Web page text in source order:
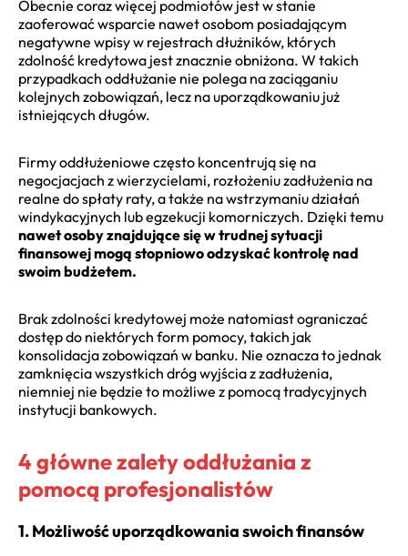
Obecnie coraz więcej podmiotów jest w stanie
zaoferować wsparcie nawet osobom posiadającym
negatywne wpisy w rejestrach dłużników, których
zdolność kredytowa jest znacznie obniżona. W takich
przypadkach oddłużanie nie polega na zaciąganiu
kolejnych zobowiązań, lecz na uporządkowaniu już
istniejących długów.
Firmy oddłużeniowe często koncentrują się na
negocjacjach z wierzycielami, rozłożeniu zadłużenia na
realne do spłaty raty, a także na wstrzymaniu działań
windykacyjnych lub egzekucji komorniczych. Dzięki temu
nawet osoby znajdujące się w trudnej sytuacji
finansowej mogą stopniowo odzyskać kontrolę nad
swoim budżetem.
Brak zdolności kredytowej może natomiast ograniczać
dostęp do niektórych form pomocy, takich jak
konsolidacja zobowiązań w banku. Nie oznacza to jednak
zamknięcia wszystkich dróg wyjścia z zadłużenia,
niemniej nie będzie to możliwe z pomocą tradycyjnych
instytucji bankowych.
4 główne zalety oddłużania z
pomocą profesjonalistów
1. Możliwość uporządkowania swoich finansów